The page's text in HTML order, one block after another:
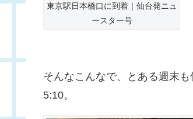
東京駅日本橋口に到着｜仙台発ニュ
ースター号
そんなこんなで、とある週末
5:10。